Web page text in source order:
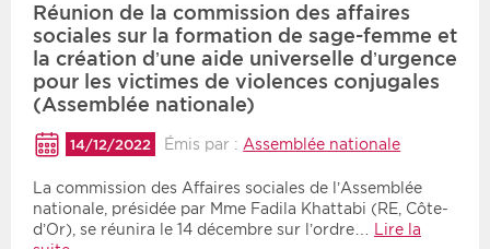
derniers jours
Recherche par mots clés
Les deux
Secteur
Protection sociale
Sanitaire
Zone géographique
Choisir une zone
Réunion de la commission des affaires
sociales sur la formation de sage-femme et
la création d’une aide universelle d’urgence
pour les victimes de violences conjugales
(Assemblée nationale)
14/12/2022 Émis par : Assemblée nationale
La commission des Affaires sociales de l’Assemblée
nationale, présidée par Mme Fadila Khattabi (RE, Côte-
d’Or), se réunira le 14 décembre sur l’ordre… Lire la